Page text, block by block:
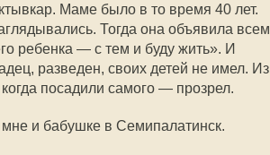
Маме было в то время 40 лет.
Тогда она объявила всем
ребенка — с тем и буду жить». И
разведен, своих детей не имел. Из
посадили самого — прозрел.
и бабушке в Семипалатинск.